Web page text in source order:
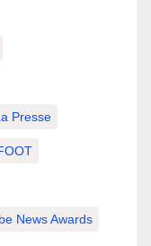
Presse
News Awards